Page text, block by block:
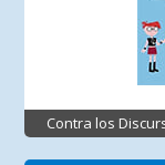
Contra los